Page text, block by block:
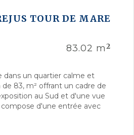
TOUR DE MARE
83.02 m2
dans un quartier calme et
83, m² offrant un cadre de
au Sud et d'une vue
compose d'une entrée avec